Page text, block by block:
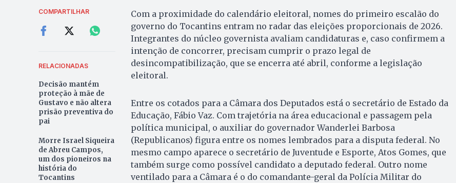
COMPARTILHAR
RELACIONADAS
Decisão mantém
proteção à mãe de
Gustavo e não altera
prisão preventiva do
pai
Morre Israel Siqueira
de Abreu Campos,
um dos pioneiros na
história do
Tocantins
Com a proximidade do calendário eleitoral, nomes do primeiro escalão do
governo do Tocantins entram no radar das eleições proporcionais de 2026.
Integrantes do núcleo governista avaliam candidaturas e, caso confirmem a
intenção de concorrer, precisam cumprir o prazo legal de
desincompatibilização, que se encerra até abril, conforme a legislação
eleitoral.
Entre os cotados para a Câmara dos Deputados está o secretário de Estado da
Educação, Fábio Vaz. Com trajetória na área educacional e passagem pela
política municipal, o auxiliar do governador Wanderlei Barbosa
(Republicanos) figura entre os nomes lembrados para a disputa federal. No
mesmo campo aparece o secretário de Juventude e Esporte, Atos Gomes, que
também surge como possível candidato a deputado federal. Outro nome
ventilado para a Câmara é o do comandante-geral da Polícia Militar do